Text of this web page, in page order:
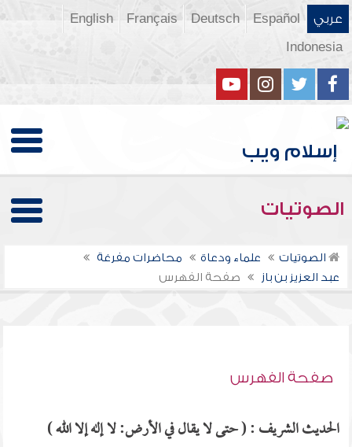
عربي Español
Deutsch
Français
English
Indonesia
الصوتيات
الصوتيات علماء ودعاة
محاضرات مفرغة
عبد العزيز بن باز
صفحة الفهرس
صفحة الفهرس
الحديث الشريف : ( حتى لا يقال في الأرض: لا إله إلا الله )